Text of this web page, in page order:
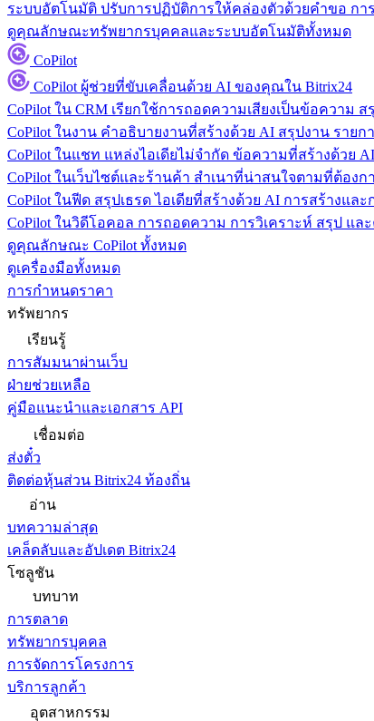
ระบบอัตโนมัติ ปรับการปฏิบัติการให้คล่องตัวด้วยคำขอ กา
ดูคุณลักษณะทรัพยากรบุคคลและระบบอัตโนมัติทั้งหมด
CoPilot
CoPilot ผู้ช่วยที่ขับเคลื่อนด้วย AI ของคุณใน Bitrix24
CoPilot ใน CRM เรียกใช้การถอดความเสียงเป็นข้อความ
CoPilot ในงาน คำอธิบายงานที่สร้างด้วย AI สรุปงาน ราย
CoPilot ในแชท แหล่งไอเดียไม่จำกัด ข้อความที่สร้างด้วย
CoPilot ในเว็บไซต์และร้านค้า สำเนาที่น่าสนใจตามที่ต้องก
CoPilot ในฟีด สรุปเธรด ไอเดียที่สร้างด้วย AI การสร้างแ
CoPilot ในวิดีโอคอล การถอดความ การวิเคราะห์ สรุป แ
ดูคุณลักษณะ CoPilot ทั้งหมด
ดูเครื่องมือทั้งหมด
การกำหนดราคา
ทรัพยากร
เรียนรู้
การสัมมนาผ่านเว็บ
ฝ่ายช่วยเหลือ
คู่มือแนะนำและเอกสาร API
เชื่อมต่อ
ส่งตั๋ว
ติดต่อหุ้นส่วน Bitrix24 ท้องถิ่น
อ่าน
บทความล่าสุด
เคล็ดลับและอัปเดต Bitrix24
โซลูชัน
บทบาท
การตลาด
ทรัพยากรบุคคล
การจัดการโครงการ
บริการลูกค้า
อุตสาหกรรม